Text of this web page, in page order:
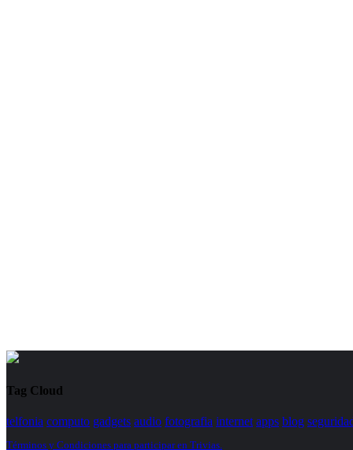
Tag Cloud
telfonia computo gadgets audio fotografia internet apps blog
Términos y Condiciones para participar en Trivias.